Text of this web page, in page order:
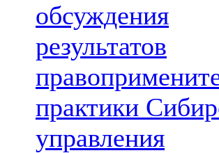
обсуждения
результатов
практики
управления